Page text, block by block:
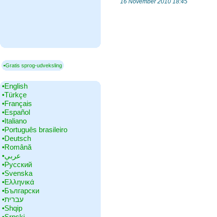
▪Gratis sprog-udveksling
•‎English
•‎Türkçe
•‎Français
•‎Español
•‎Italiano
•‎Português brasileiro
•‎Deutsch
•‎Română
•‎عربي
•‎Русский
•‎Svenska
•‎Ελληνικά
•‎Български
•‎עברית
•‎Shqip
16 November 2010 18:45